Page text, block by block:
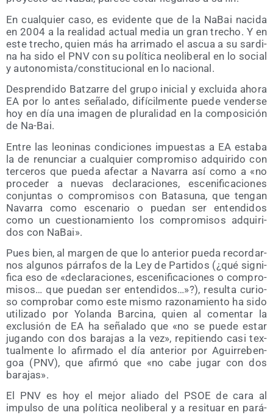
En cual­quier caso, es evi­den­te que de la NaBai naci­da
en 2004 a la reali­dad actual media un gran tre­cho. Y en
este tre­cho, quien más ha arri­ma­do el ascua a su sar­di­
na ha sido el PNV con su polí­ti­ca neo­li­be­ral en lo social
y autonomista/​constitucional en lo nacional.
Des­pren­di­do Batza­rre del gru­po ini­cial y exclui­da aho­ra
EA por lo antes seña­la­do, difí­cil­men­te pue­de ven­der­se
hoy en día una ima­gen de plu­ra­li­dad en la com­po­si­ción
de Na-Bai.
Entre las leo­ni­nas con­di­cio­nes impues­tas a EA esta­ba
la de renun­ciar a cual­quier com­pro­mi­so adqui­ri­do con
ter­ce­ros que pue­da afec­tar a Nava­rra así como a «no
pro­ce­der a nue­vas decla­ra­cio­nes, esce­ni­fi­ca­cio­nes
con­jun­tas o com­pro­mi­sos con Bata­su­na, que ten­gan
Nava­rra como esce­na­rio o pue­dan ser enten­di­dos
como un cues­tio­na­mien­to los com­pro­mi­sos adqui­ri­
dos con NaBai».
Pues bien, al mar­gen de que lo ante­rior pue­da recor­dar­
nos algu­nos párra­fos de la Ley de Par­ti­dos (¿qué sig­ni­
fi­ca eso de «decla­ra­cio­nes, esce­ni­fi­ca­cio­nes o com­pro­
mi­sos… que pue­dan ser enten­di­dos…»?), resul­ta curio­
so com­pro­bar como este mis­mo razo­na­mien­to ha sido
uti­li­za­do por Yolan­da Bar­ci­na, quien al comen­tar la
exclu­sión de EA ha seña­la­do que «no se pue­de estar
jugan­do con dos bara­jas a la vez», repi­tien­do casi tex­
tual­men­te lo afir­ma­do el día ante­rior por Agui­rre­ben­
goa (PNV), que afir­mó que «no cabe jugar con dos
barajas».
El PNV es hoy el mejor alia­do del PSOE de cara al
impul­so de una polí­ti­ca neo­li­be­ral y a resi­tuar en pará­